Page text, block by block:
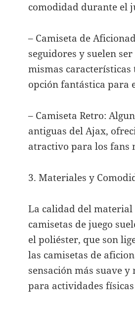
comodidad durante el
– Camiseta de
seguidores y suelen
mismas características
opción fantástica para
– Camiseta Retro:
antiguas del Ajax,
atractivo para los fans
3. Materiales y
La calidad del
camisetas de juego
el poliéster, que son
las camisetas de
sensación más suave
para actividades